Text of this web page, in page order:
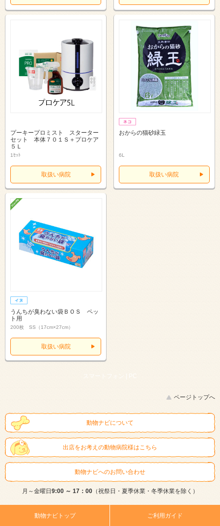
プーキープロミスト スターター
セット 本体７０１Ｓ＋プロケア
５Ｌ
1ｾｯﾄ
取扱い病院
おからの猫砂緑玉
6L
取扱い病院
うんちが臭わない袋ＢＯＳ ペッ
ト用
200枚 SS（17cm×27cm）
取扱い病院
スマートフォン | PC
ページトップへ
動物ナビについて
出店をお考えの動物病院様はこちら
動物ナビへのお問い合わせ
月～金曜日9:00 ～ 17：00（祝祭日・夏季休業・冬季休業を除く）
動物ナビトップ ご利用ガイド